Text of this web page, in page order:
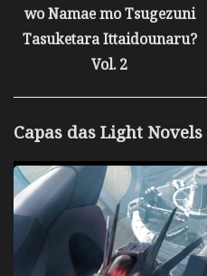
wo Namae mo Tsugezuni
Tasuketara Ittaidounaru?
Vol. 2
Capas das Light